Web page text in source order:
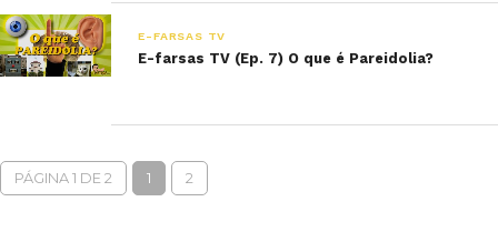
E-FARSAS TV
E-farsas TV (Ep. 7) O que é Pareidolia?
PÁGINA 1 DE 2 1 2